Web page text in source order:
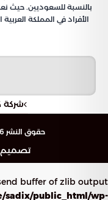
بالنسبة للسعوديين. حيث
الأفراد في المملكة
شركة
حقوق النشر 2026 © جميع الحقوق محفوظة
تصميم
buffer of zlib output
sadix/public_html/wp-